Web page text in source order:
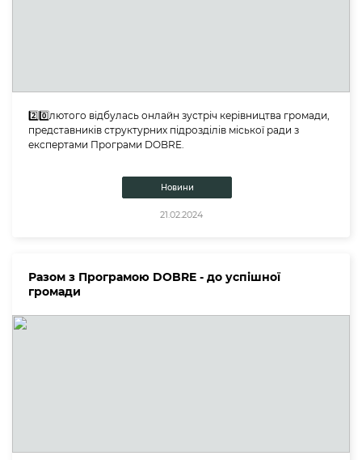
2️⃣0️⃣лютого відбулась онлайн зустріч керівництва громади,
представників структурних підрозділів міської ради з
експертами Програми DOBRE.
Новини
21.02.2024
Разом з Програмою DOBRE - до успішної
громади